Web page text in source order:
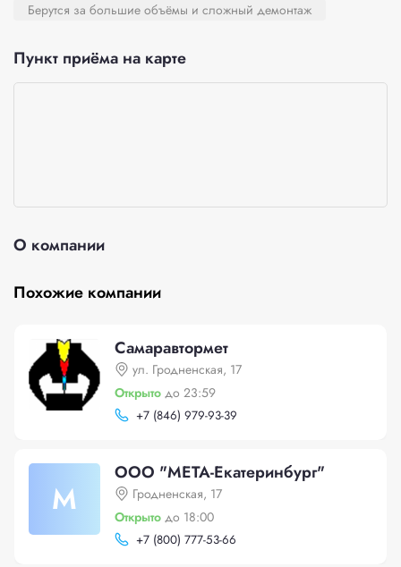
Берутся за большие объёмы и сложный демонтаж
Пункт приёма на карте
О компании
Похожие компании
Самаравтормет
ул. Гродненская, 17
Открыто до 23:59
+7 (846) 979-93-39
М
ООО "МЕТА-Екатеринбург"
Гродненская, 17
Открыто до 18:00
+7 (800) 777-53-66